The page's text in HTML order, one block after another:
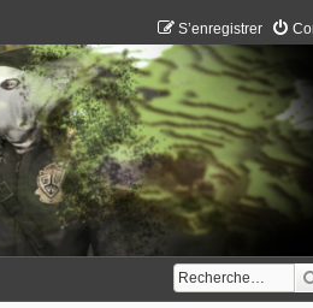
S’enregistrer